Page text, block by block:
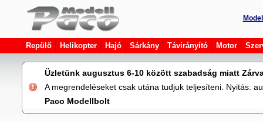
Repülő Helikopter Hajó Sárkány Távirányító Motor
Üzletünk augusztus 6-10 között szabadság miatt
A megrendeléseket csak utána tudjuk teljesíteni. Nyitás:
Paco Modellbolt